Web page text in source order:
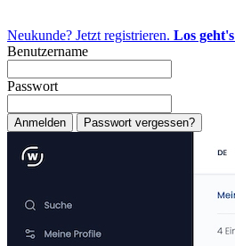
Neukunde? Jetzt registrieren. Los geht's
Benutzername
Passwort
Anmelden Passwort vergessen?